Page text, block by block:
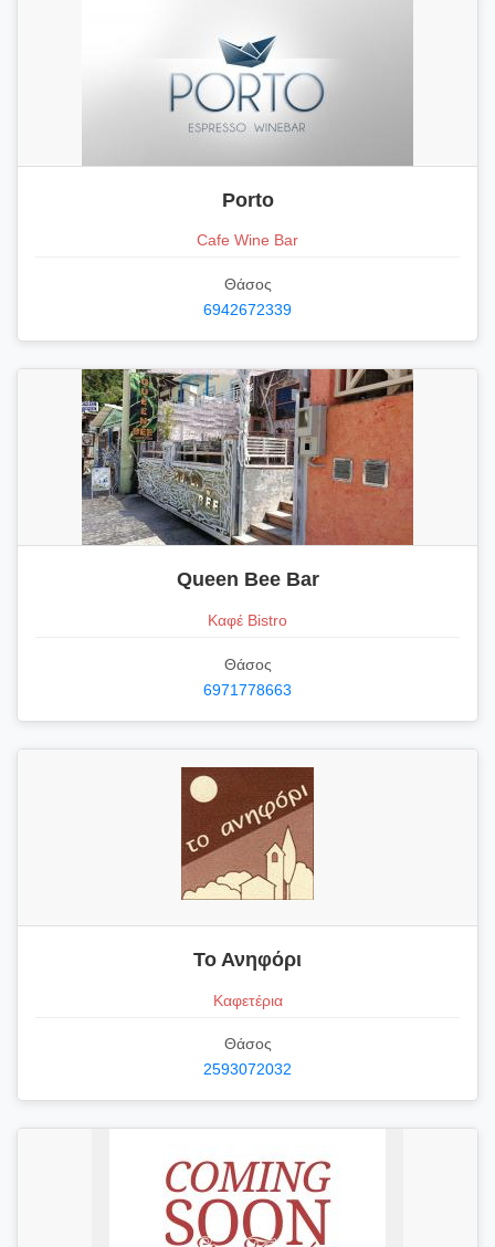
Porto
Cafe Wine Bar
Θάσος
6942672339
Queen Bee Bar
Καφέ Bistro
Θάσος
6971778663
Το Ανηφόρι
Καφετέρια
Θάσος
2593072032